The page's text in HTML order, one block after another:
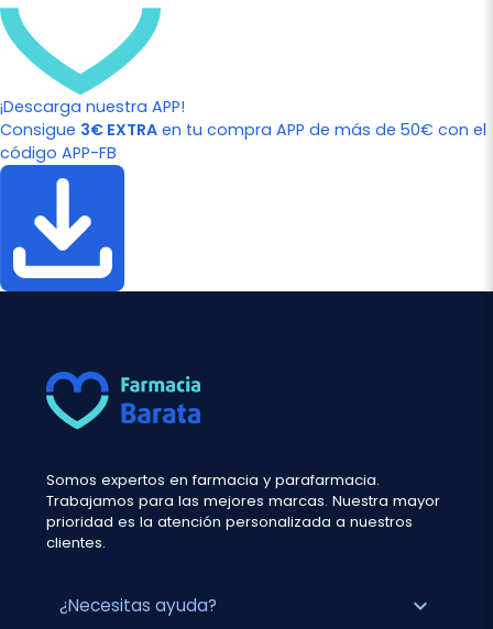
¡Descarga nuestra APP!
Consigue 3€ EXTRA en tu compra APP de más de 50€ con el
código APP-FB
Somos expertos en farmacia y parafarmacia.
Trabajamos para las mejores marcas. Nuestra mayor
prioridad es la atención personalizada a nuestros
clientes.
¿Necesitas ayuda? expand_more